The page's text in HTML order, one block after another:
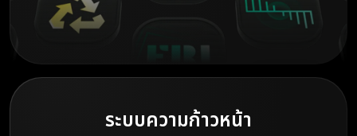
ระบบความก้าวหน้า